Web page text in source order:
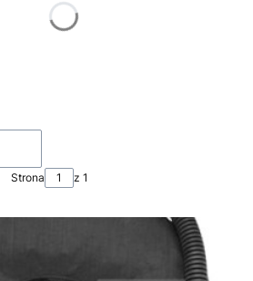
Strona z 1